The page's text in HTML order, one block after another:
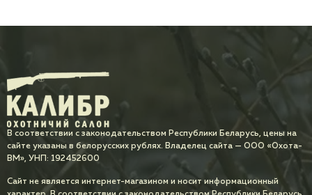
В соответствии с законодательством Республики Беларусь, цены на
сайте указаны в белорусских рублях. Владелец сайта — ООО «Охота-
ВМ», УНП: 192452600
Сайт не является интернет-магазином и носит информационный